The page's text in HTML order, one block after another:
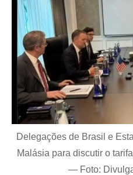
Delegações de Brasil e
Malásia para discutir o
— Foto: